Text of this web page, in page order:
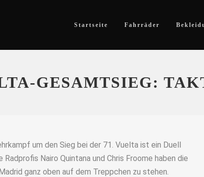
Startseite Fahrräder
GESAMTSIEG:
um den Sieg bei der 71. Vuelta ist ein Duell
Nairo Quintana und Chris Froome haben die
ganz oben auf dem Treppchen zu stehen.